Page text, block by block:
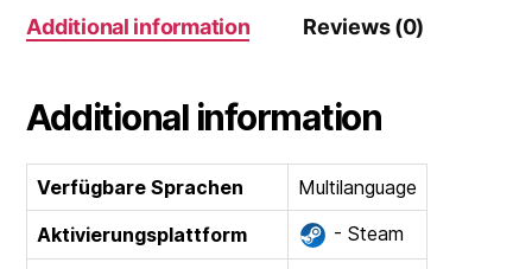
Additional information Reviews (0)
Additional information
Verfügbare Sprachen
Multilanguage
Aktivierungsplattform
- Steam